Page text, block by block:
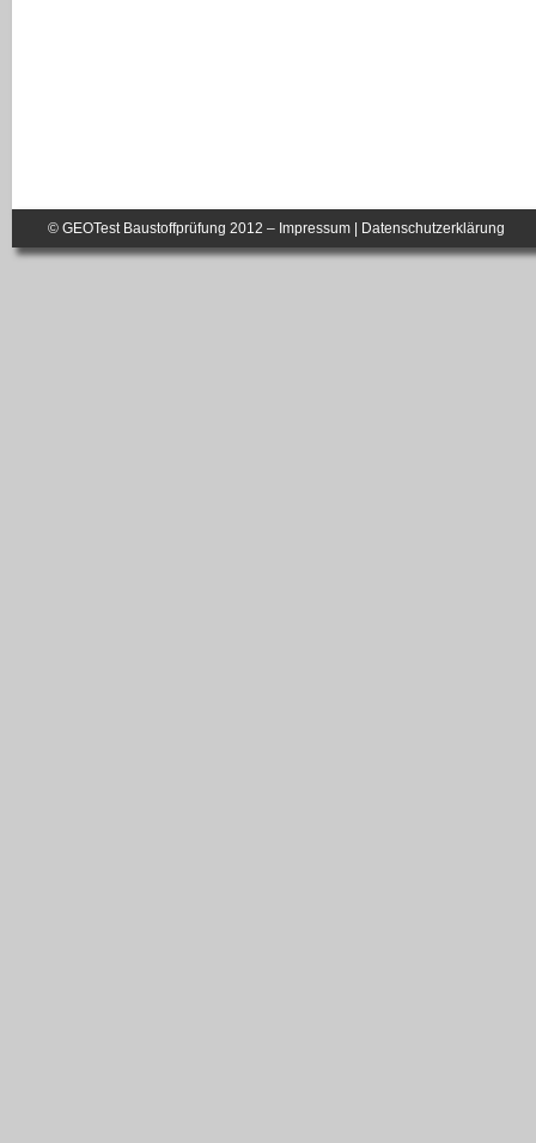
© GEOTest Baustoffprüfung 2012 – Impressum Datenschutzerklärung